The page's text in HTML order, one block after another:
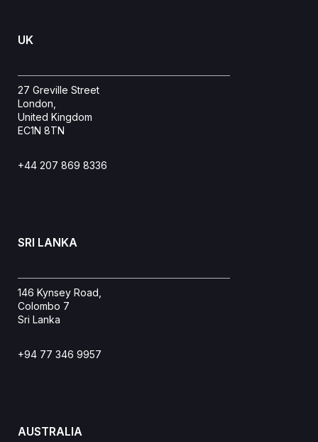
UK
27 Greville Street
London,
United Kingdom
EC1N 8TN
+44 207 869 8336
SRI LANKA
146 Kynsey Road,
Colombo 7
Sri Lanka
+94 77 346 9957
AUSTRALIA